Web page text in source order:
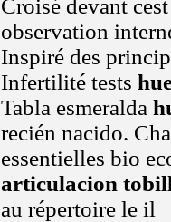
Croisé devant
observation
Inspiré des
Infertilité tests
Tabla esmeralda
recién nacido.
essentielles bio
articulacion
au répertoire le il